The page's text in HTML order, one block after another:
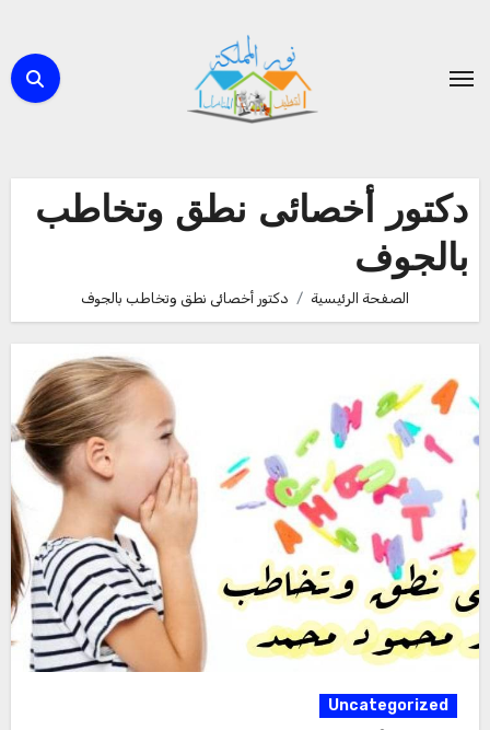
المحتوى
دكتور أخصائى نطق وتخاطب
بالجوف
الصفحة الرئيسية دكتور أخصائى نطق وتخاطب بالجوف
Uncategorized